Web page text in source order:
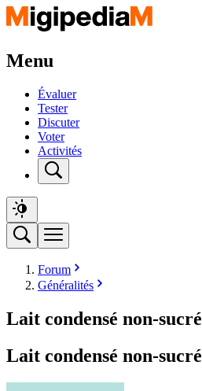
Menu
Évaluer
Tester
Discuter
Voter
Activités
Forum
Généralités
Lait condensé non-sucré
Lait condensé non-sucré